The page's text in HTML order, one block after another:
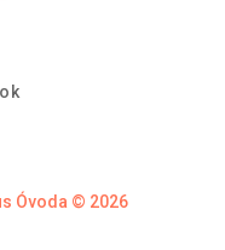
Óvoda © 2026